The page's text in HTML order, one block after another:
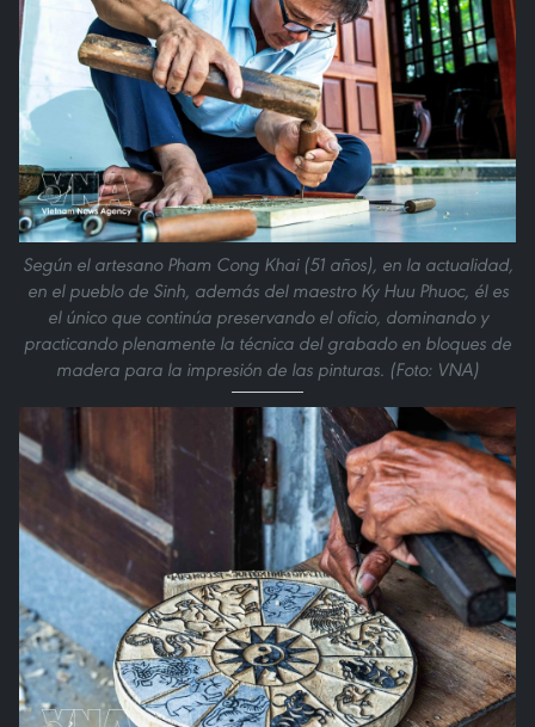
Según el artesano Pham Cong Khai (51 años), en la actualidad,
en el pueblo de Sinh, además del maestro Ky Huu Phuoc, él es
el único que continúa preservando el oficio, dominando y
practicando plenamente la técnica del grabado en bloques de
madera para la impresión de las pinturas. (Foto: VNA)